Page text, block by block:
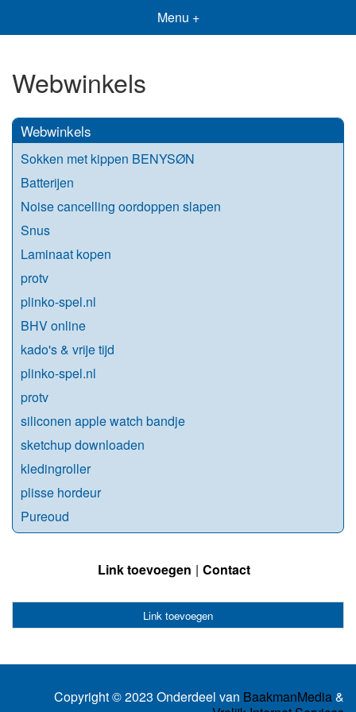
Menu +
Webwinkels
Webwinkels
Sokken met kippen BENYSØN
Batterijen
Noise cancelling oordoppen slapen
Snus
Laminaat kopen
protv
plinko-spel.nl
BHV online
kado's & vrije tijd
plinko-spel.nl
protv
siliconen apple watch bandje
sketchup downloaden
kledingroller
plisse hordeur
Pureoud
Link toevoegen Contact
Link toevoegen
Copyright © 2023 Onderdeel van BaakmanMedia&